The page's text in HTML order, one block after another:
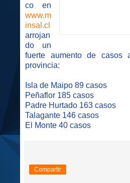
co en
www.m
insal.cl
arrojan
do un
fuerte aumento de casos
provincia:
Isla de Maipo 89 casos
Peñaflor 185 casos
Padre Hurtado 163 casos
Talagante 146 casos
El Monte 40 casos
Compartir